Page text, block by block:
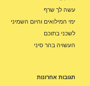
עשה לך שרף
ימי המילואים והיום השמיני
לשכני בתוכם
העשויה בהר סיני
תגובות אחרונות